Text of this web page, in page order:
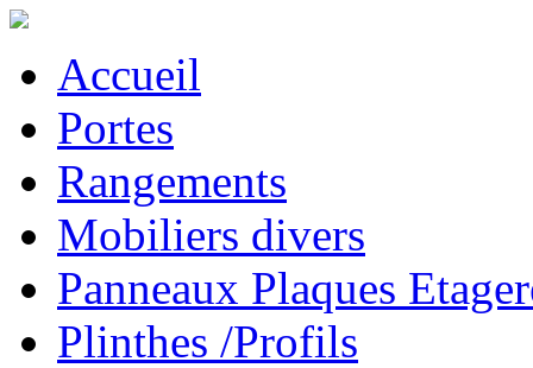
Accueil
Portes
Rangements
Mobiliers divers
Panneaux Plaques
Plinthes /Profils